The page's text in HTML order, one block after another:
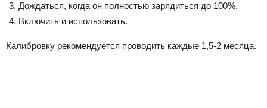
Дождаться, когда он полностью зарядиться до 100%.
Включить и использовать.
Калибровку рекомендуется проводить каждые 1,5-2 месяца.